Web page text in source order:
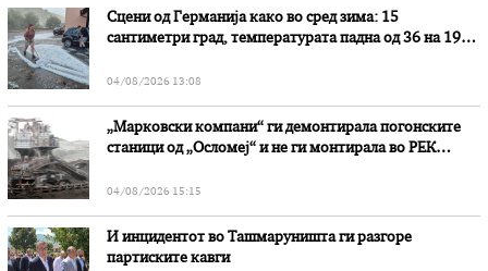
Сцени од Германија како во сред зима: 15
сантиметри град, температурата падна од 36 на 19
04/08/2026 13:08
„Марковски компани“ ги демонтирала погонските
станици од „Осломеј“ и не ги монтирала во РЕК
04/08/2026 15:15
И инцидентот во Ташмаруништa ги разгоре
партиските кавги